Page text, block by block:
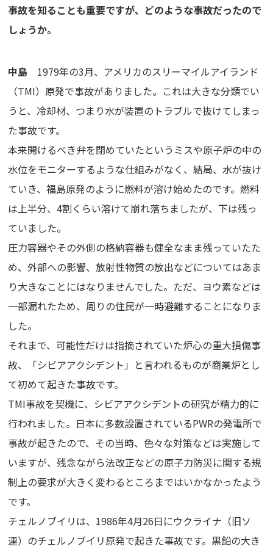
事故を知ることも重要ですが、どのような事故だったので
しょうか。
中島 1979年の3月、アメリカのスリーマイルアイランド
（TMI）原発で事故がありました。これは大きな分類でい
うと、冷却材、つまり水が装置のトラブルで抜けてしまっ
た事故です。
本来開けるべき弁を閉めていたというミスや原子炉の中の
水位をモニターするような仕組みがなく、結局、水が抜け
ていき、福島原発のように燃料が溶け始めたのです。燃料
は上半分、4割くらい溶けて崩れ落ちましたが、下は残っ
ていました。
圧力容器やその外側の格納容器も健全なまま残っていたた
め、外部への影響、放射性物質の放出などについてはあま
り大きなことにはなりませんでした。ただ、ヨウ素などは
一部漏れたため、周りの住民が一時避難することになりま
した。
それまで、可能性だけは指摘されていた炉心の重大損傷事
故、「シビアアクシデント」と言われるものが商業炉とし
て初めて起きた事故です。
TMI事故を契機に、シビアアクシデントの研究が精力的に
行われました。日本に多数設置されているPWRの発電所で
事故が起きたので、その当時、色々な対策などは実施して
いますが、残念ながら法改正などの原子力防災に関する規
制上の要求が大きく変わるところまではいかなかったよう
です。
チェルノブイリは、1986年4月26日にウクライナ（旧ソ
連）のチェルノブイリ原発で起きた事故です。黒鉛の大き